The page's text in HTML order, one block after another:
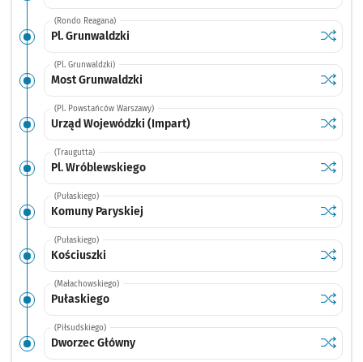
(Rondo Reagana)
Pl. Grunwaldzki
(Pl. Grunwaldzki)
Most Grunwaldzki
(Pl. Powstańców Warszawy)
Urząd Wojewódzki (Impart)
(Traugutta)
Pl. Wróblewskiego
(Pułaskiego)
Komuny Paryskiej
(Pułaskiego)
Kościuszki
(Małachowskiego)
Pułaskiego
(Piłsudskiego)
Dworzec Główny